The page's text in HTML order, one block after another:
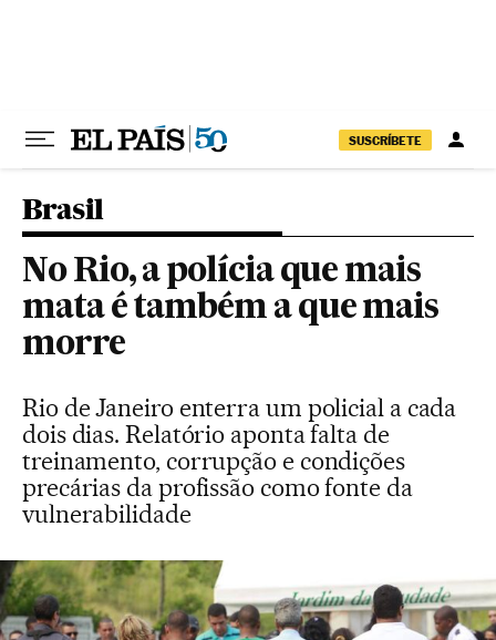
SUSCRÍBETE
Brasil
No Rio, a polícia que mais
mata é também a que mais
morre
Rio de Janeiro enterra um policial a cada
dois dias. Relatório aponta falta de
treinamento, corrupção e condições
precárias da profissão como fonte da
vulnerabilidade